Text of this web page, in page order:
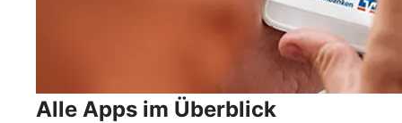
Alle Apps im Überblick